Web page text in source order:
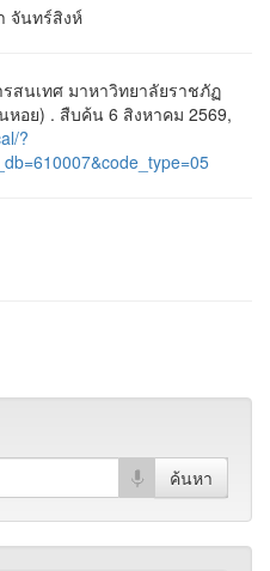
จันทร์สิงห์
สนเทศ มาหาวิทยาลัยราชภัฏ
หอย) . สืบค้น 6 สิงหาคม 2569,
?